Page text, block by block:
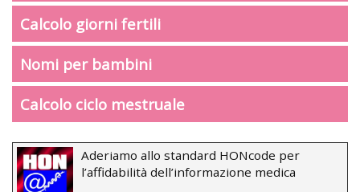
Calcolo giorni fertili
Nomi per bambini
Calcolo ciclo mestruale
Aderiamo allo standard HONcode per
l’affidabilità dell’informazione medica